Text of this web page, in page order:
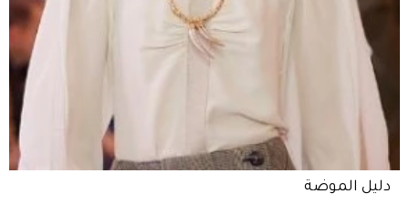
دليل الموضة